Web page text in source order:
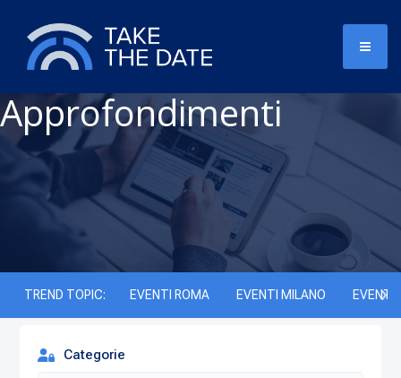
Approfondimenti
TREND TOPIC: EVENTI ROMA EVENTI MILANO EVENTI
Categorie